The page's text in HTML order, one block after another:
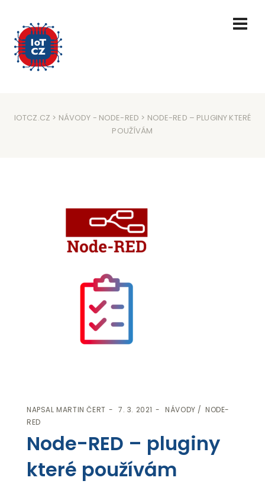
IOTCZ.CZ > NÁVODY - NODE-RED > NODE-RED – PLUGINY KTERÉ
POUŽÍVÁM
NAPSALMARTIN ČERT 7. 3. 2021 NÁVODY
NODE-
RED
Node-RED – pluginy
které používám